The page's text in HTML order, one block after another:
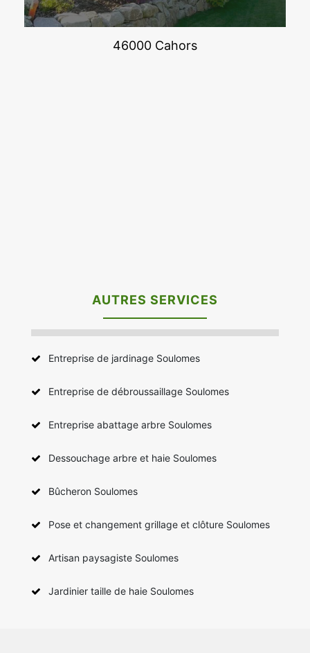
46000 Cahors
AUTRES SERVICES
Entreprise de jardinage Soulomes
Entreprise de débroussaillage Soulomes
Entreprise abattage arbre Soulomes
Dessouchage arbre et haie Soulomes
Bûcheron Soulomes
Pose et changement grillage et clôture Soulomes
Artisan paysagiste Soulomes
Jardinier taille de haie Soulomes